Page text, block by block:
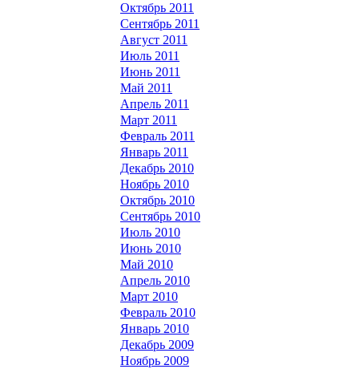
Октябрь 2011
Сентябрь 2011
Август 2011
Июль 2011
Июнь 2011
Май 2011
Апрель 2011
Март 2011
Февраль 2011
Январь 2011
Декабрь 2010
Ноябрь 2010
Октябрь 2010
Сентябрь 2010
Июль 2010
Июнь 2010
Май 2010
Апрель 2010
Март 2010
Февраль 2010
Январь 2010
Декабрь 2009
Ноябрь 2009